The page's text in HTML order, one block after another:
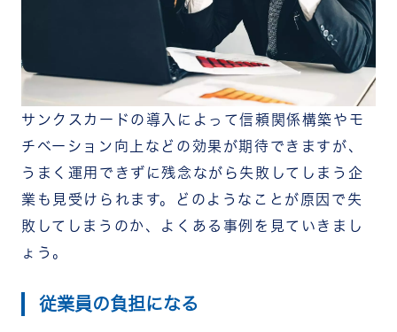
サンクスカードの導入によって信頼関係構築やモ
チベーション向上などの効果が期待できますが、
うまく運用できずに残念ながら失敗してしまう企
業も見受けられます。どのようなことが原因で失
敗してしまうのか、よくある事例を見ていきまし
ょう。
従業員の負担になる